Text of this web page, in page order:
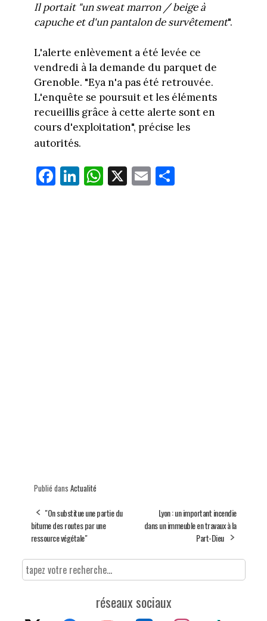
Il portait "un sweat marron / beige à
capuche et d'un pantalon de survêtement".
L'alerte enlèvement a été levée ce
vendredi à la demande du parquet de
Grenoble. "Eya n'a pas été retrouvée.
L'enquête se poursuit et les éléments
recueillis grâce à cette alerte sont en
cours d'exploitation", précise les
autorités.
Fa
ce
Li
nk
W
ha
X E
m
Pa
rt
Publié dans Actualité
"On substitue une partie du
bitume des routes par une
ressource végétale"
Lyon : un important incendie
dans un immeuble en travaux à la
Part-Dieu
réseaux sociaux